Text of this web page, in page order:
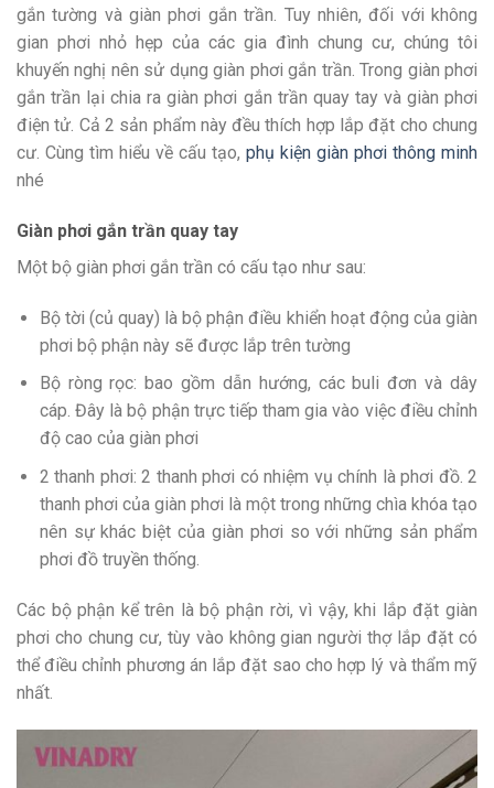
gắn tường và giàn phơi gắn trần. Tuy nhiên, đối với không
gian phơi nhỏ hẹp của các gia đình chung cư, chúng tôi
khuyến nghị nên sử dụng giàn phơi gắn trần. Trong giàn phơi
gắn trần lại chia ra giàn phơi gắn trần quay tay và giàn phơi
điện tử. Cả 2 sản phẩm này đều thích hợp lắp đặt cho chung
cư. Cùng tìm hiểu về cấu tạo, phụ kiện giàn phơi thông minh
nhé
Giàn phơi gắn trần quay tay
Một bộ giàn phơi gắn trần có cấu tạo như sau:
Bộ tời (củ quay) là bộ phận điều khiển hoạt động của giàn
phơi bộ phận này sẽ được lắp trên tường
Bộ ròng rọc: bao gồm dẫn hướng, các buli đơn và dây
cáp. Đây là bộ phận trực tiếp tham gia vào việc điều chỉnh
độ cao của giàn phơi
2 thanh phơi: 2 thanh phơi có nhiệm vụ chính là phơi đồ. 2
thanh phơi của giàn phơi là một trong những chìa khóa tạo
nên sự khác biệt của giàn phơi so với những sản phẩm
phơi đồ truyền thống.
Các bộ phận kể trên là bộ phận rời, vì vậy, khi lắp đặt giàn
phơi cho chung cư, tùy vào không gian người thợ lắp đặt có
thể điều chỉnh phương án lắp đặt sao cho hợp lý và thẩm mỹ
nhất.